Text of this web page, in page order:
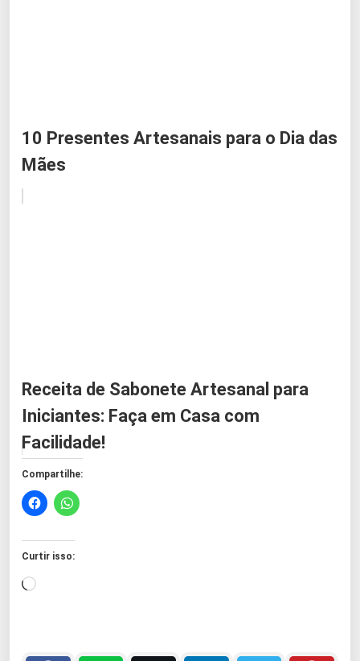
10 Presentes Artesanais para o Dia das
Mães
Receita de Sabonete Artesanal para
Iniciantes: Faça em Casa com
Facilidade!
Compartilhe:
Curtir isso:
C